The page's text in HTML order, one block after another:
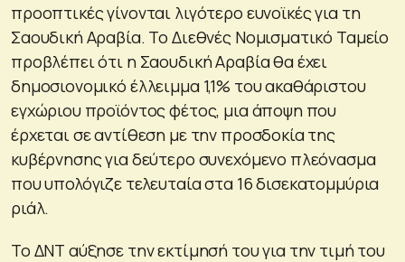
προοπτικές γίνονται λιγότερο ευνοϊκές για τη
Σαουδική Αραβία. Το Διεθνές Νομισματικό Ταμείο
προβλέπει ότι η Σαουδική Αραβία θα έχει
δημοσιονομικό έλλειμμα 1,1% του ακαθάριστου
εγχώριου προϊόντος φέτος, μια άποψη που
έρχεται σε αντίθεση με την προσδοκία της
κυβέρνησης για δεύτερο συνεχόμενο πλεόνασμα
που υπολόγιζε τελευταία στα 16 δισεκατομμύρια
ριάλ.
Το ΔΝΤ αύξησε την εκτίμησή του για την τιμή του